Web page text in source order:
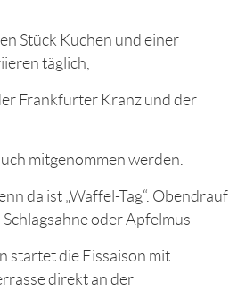
Stück Kuchen und einer
täglich,
Frankfurter Kranz und der
mitgenommen werden.
da ist „Waffel-Tag“. Obendrauf
oder Apfelmus
startet die Eissaison mit
direkt an der